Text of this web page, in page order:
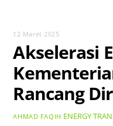
12 Maret 2025
Akselerasi
Rancang
AHMAD FAQIH ENERGY